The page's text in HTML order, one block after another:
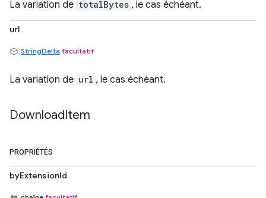
La variation de totalBytes , le cas échéant.
url
StringDelta facultatif
La variation de url , le cas échéant.
DownloadItem
PROPRIÉTÉS
byExtensionId